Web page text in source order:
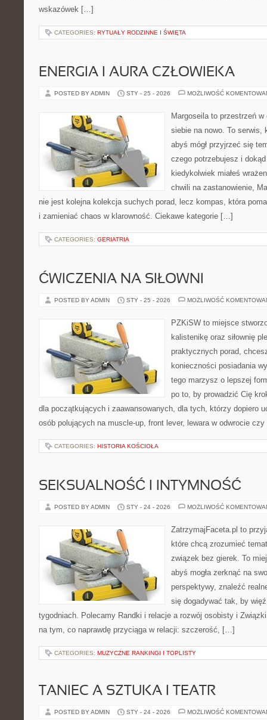
wskazówek […]
CATEGORIES: RYTUAŁY RODZINNE I ŚWIĘTA
ENERGIA I AURA CZŁOWIEKA
POSTED BY ADMIN STY - 25 - 2026 MOŻLIWOŚĆ
Margoseila to przestrzeń
siebie na nowo. To serwis,
abyś mógł przyjrzeć się
czego potrzebujesz i
kiedykolwiek miałeś
chwili na zastanowienie,
nie jest kolejna kolekcja suchych porad, lecz kompas, która
i zamieniać chaos w klarowność. Ciekawe kategorie […]
CATEGORIES: GERIATRIA
ĆWICZENIA NA SIŁOWNI
POSTED BY ADMIN STY - 25 - 2026 MOŻLIWOŚĆ
PZKiSW to miejsce
kalistenikę oraz siłownię
praktycznych porad,
konieczności posiadania
tego marzysz o lepszej
po to, by prowadzić Cię
dla początkujących i zaawansowanych, dla tych, którzy dopiero
osób polujących na muscle-up, front lever, lewara w odwrocie
CATEGORIES: HISTORIA KOŚCIOŁA
SEKSUALNOŚĆ I INTYMNOŚĆ
POSTED BY ADMIN STY - 24 - 2026 MOŻLIWOŚĆ
ZatrzymajFaceta.pl to
które chcą zrozumieć
związek bez gierek. To
abyś mogła zerknąć na
perspektywy, znaleźć
się dogadywać tak, by
tygodniach. Polecamy Randki i relacje a rozwój osobisty i
na tym, co naprawdę przyciąga w relacji: szczerość, […]
CATEGORIES: MUZYCZNE RANKINGI I TOPLISTY
TANIEC A SZTUKA I TEATR
POSTED BY ADMIN STY - 24 - 2026 MOŻLIWOŚĆ